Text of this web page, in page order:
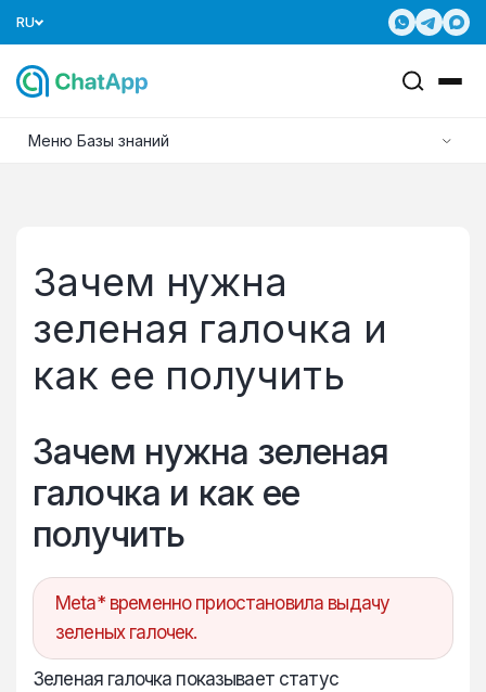
RU
Меню Базы знаний
Зачем нужна
зеленая галочка и
как ее получить
Зачем нужна зеленая
галочка и как ее
получить
Meta* временно приостановила выдачу
зеленых галочек.
Зеленая галочка показывает статус